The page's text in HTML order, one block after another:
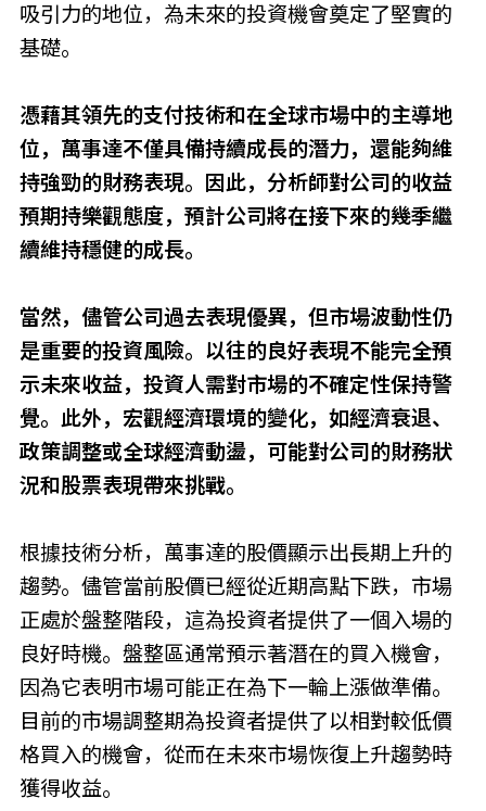
吸引力的地位，為未來的投資機會奠定了堅實的
基礎。
憑藉其領先的支付技術和在全球市場中的主導地
位，萬事達不僅具備持續成長的潛力，還能夠維
持強勁的財務表現。因此，分析師對公司的收益
預期持樂觀態度，預計公司將在接下來的幾季繼
續維持穩健的成長。
當然，儘管公司過去表現優異，但市場波動性仍
是重要的投資風險。以往的良好表現不能完全預
示未來收益，投資人需對市場的不確定性保持警
覺。此外，宏觀經濟環境的變化，如經濟衰退、
政策調整或全球經濟動盪，可能對公司的財務狀
況和股票表現帶來挑戰。
根據技術分析，萬事達的股價顯示出長期上升的
趨勢。儘管當前股價已經從近期高點下跌，市場
正處於盤整階段，這為投資者提供了一個入場的
良好時機。盤整區通常預示著潛在的買入機會，
因為它表明市場可能正在為下一輪上漲做準備。
目前的市場調整期為投資者提供了以相對較低價
格買入的機會，從而在未來市場恢復上升趨勢時
獲得收益。